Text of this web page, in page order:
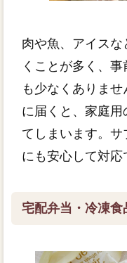
肉や魚、アイス
くことが多く、
も少なくありま
に届くと、家庭
てしまいます。
にも安心して対応
宅配弁当・冷凍食